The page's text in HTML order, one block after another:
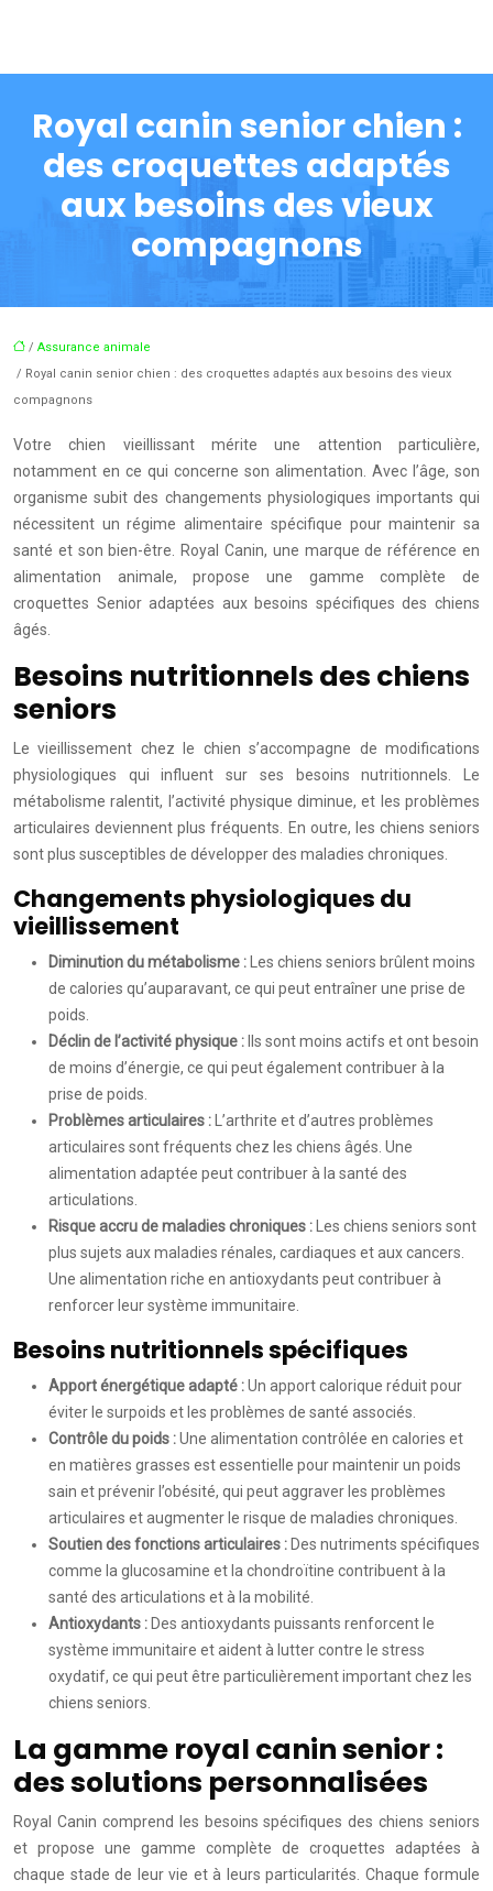
Royal canin senior chien :
des croquettes adaptés
aux besoins des vieux
compagnons
/ Assurance animale
/ Royal canin senior chien : des croquettes adaptés aux besoins des vieux
compagnons
Votre chien vieillissant mérite une attention particulière,
notamment en ce qui concerne son alimentation. Avec l’âge, son
organisme subit des changements physiologiques importants qui
nécessitent un régime alimentaire spécifique pour maintenir sa
santé et son bien-être. Royal Canin, une marque de référence en
alimentation animale, propose une gamme complète de
croquettes Senior adaptées aux besoins spécifiques des chiens
âgés.
Besoins nutritionnels des chiens
seniors
Le vieillissement chez le chien s’accompagne de modifications
physiologiques qui influent sur ses besoins nutritionnels. Le
métabolisme ralentit, l’activité physique diminue, et les problèmes
articulaires deviennent plus fréquents. En outre, les chiens seniors
sont plus susceptibles de développer des maladies chroniques.
Changements physiologiques du
vieillissement
Diminution du métabolisme :
Les chiens seniors brûlent moins
de calories qu’auparavant, ce qui peut entraîner une prise de
poids.
Déclin de l’activité physique : Ils sont moins actifs et ont besoin
de moins d’énergie, ce qui peut également contribuer à la
prise de poids.
Problèmes articulaires :
L’arthrite et d’autres problèmes
articulaires sont fréquents chez les chiens âgés. Une
alimentation adaptée peut contribuer à la santé des
articulations.
Risque accru de maladies chroniques :
Les chiens seniors sont
plus sujets aux maladies rénales, cardiaques et aux cancers.
Une alimentation riche en antioxydants peut contribuer à
renforcer leur système immunitaire.
Besoins nutritionnels spécifiques
Apport énergétique adapté :Un apport calorique réduit pour
éviter le surpoids et les problèmes de santé associés.
Contrôle du poids :Une alimentation contrôlée en calories et
en matières grasses est essentielle pour maintenir un poids
sain et prévenir l’obésité, qui peut aggraver les problèmes
articulaires et augmenter le risque de maladies chroniques.
Soutien des fonctions articulaires : Des nutriments spécifiques
comme la glucosamine et la chondroïtine contribuent à la
santé des articulations et à la mobilité.
Antioxydants : Des antioxydants puissants renforcent le
système immunitaire et aident à lutter contre le stress
oxydatif, ce qui peut être particulièrement important chez les
chiens seniors.
La gamme royal canin senior :
des solutions personnalisées
Royal Canin comprend les besoins spécifiques des chiens seniors
et propose une gamme complète de croquettes adaptées à
chaque stade de leur vie et à leurs particularités. Chaque formule